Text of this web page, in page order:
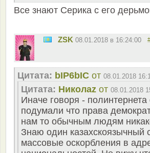
Все знают Серика с его
ZSK 08.01.2018 в 16:24:00
Цитата: bIP6bIC от 08.01.2018
Цитата: Николаz от 08.01.2018
Иначе говоря -
подумали что права
нам то обычным людям
Знаю один казахскоязычный
массовые оскорбления в